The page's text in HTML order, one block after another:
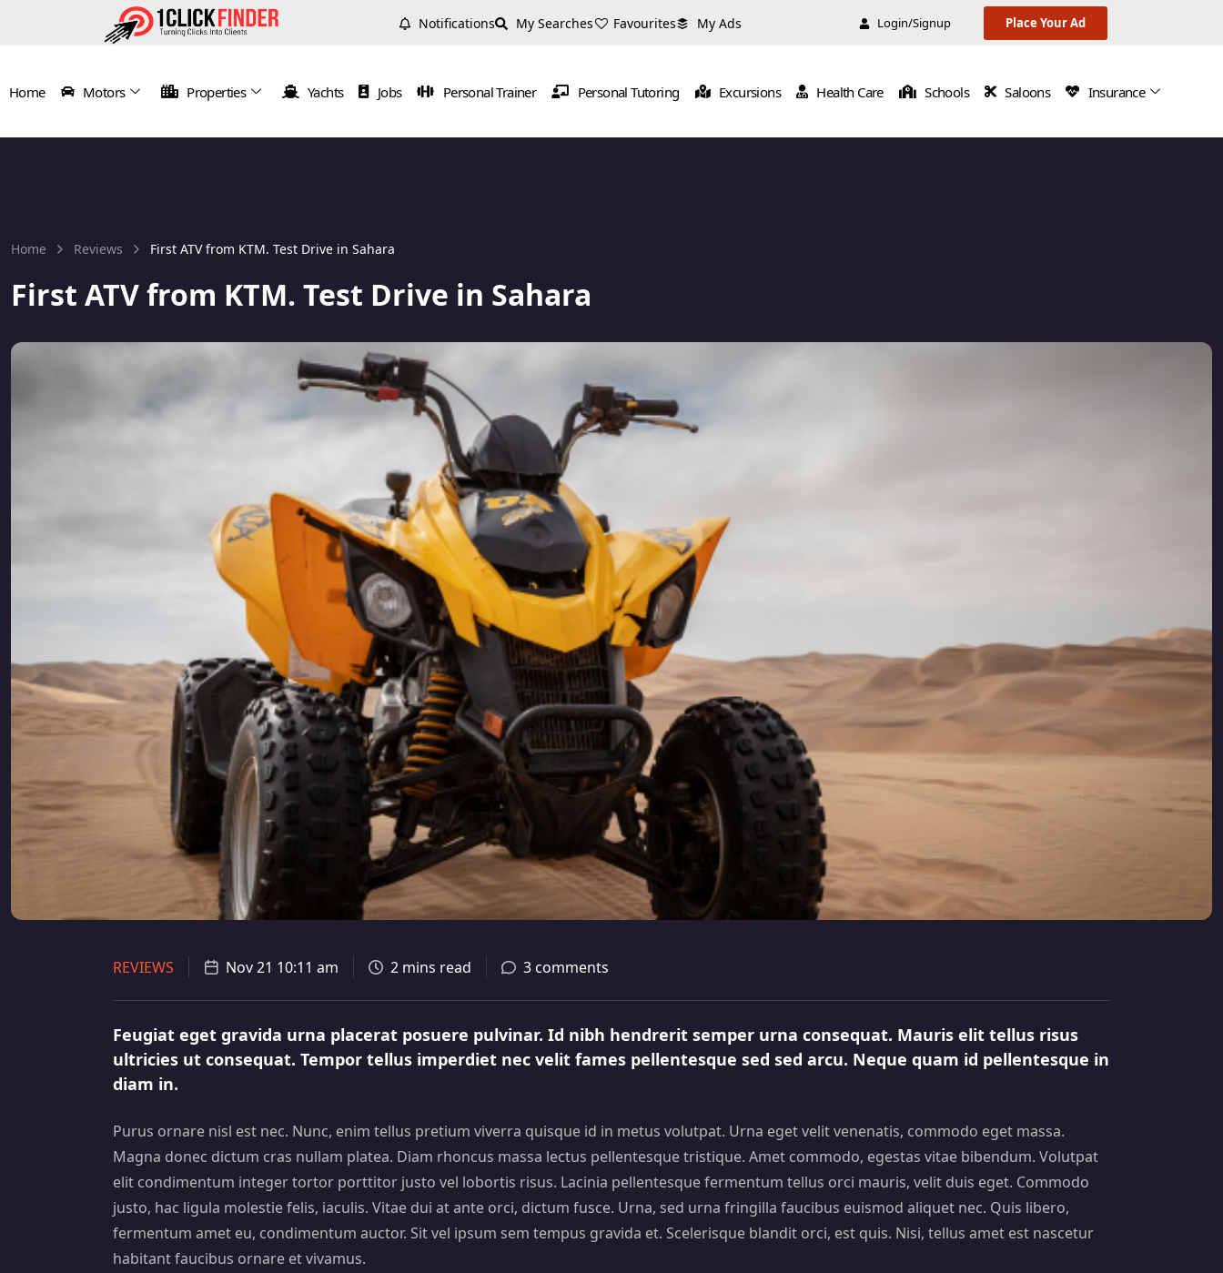
Notifications My Searches Favourites My Ads Login/Signup Place Your Ad
Home Motors Properties Yachts Jobs Personal Trainer Personal Tutoring Excursions Health Care Schools Saloons Insurance
Home Reviews First ATV from KTM. Test Drive in Sahara
First ATV from KTM. Test Drive in Sahara
REVIEWS Nov 21 10:11 am 2 mins read 3 comments
Feugiat eget gravida urna placerat posuere pulvinar. Id nibh hendrerit semper urna consequat. Mauris elit tellus risus
ultricies ut consequat. Tempor tellus imperdiet nec velit fames pellentesque sed sed arcu. Neque quam id pellentesque in
diam in.
Purus ornare nisl est nec. Nunc, enim tellus pretium viverra quisque id in metus volutpat. Urna eget velit venenatis, commodo eget massa.
Magna donec dictum cras nullam platea. Diam rhoncus massa lectus pellentesque tristique. Amet commodo, egestas vitae bibendum. Volutpat
elit condimentum integer tortor porttitor justo vel lobortis risus. Lacinia pellentesque fermentum tellus orci mauris, velit duis eget. Commodo
justo, hac ligula molestie felis, iaculis. Vitae dui at ante orci, dictum fusce. Urna, sed urna fringilla faucibus euismod aliquet nec. Quis libero,
fermentum amet eu, condimentum auctor. Sit vel ipsum sem tempus gravida et. Scelerisque blandit orci, est quis. Nisi, tellus amet est nascetur
habitant faucibus ornare et vivamus.